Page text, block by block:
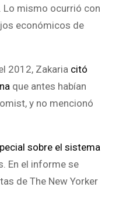
Lo mismo ocurrió con
económicos de
2012, Zakaria citó
que antes habían
y no mencionó
sobre el sistema
En el informe se
de The New Yorker